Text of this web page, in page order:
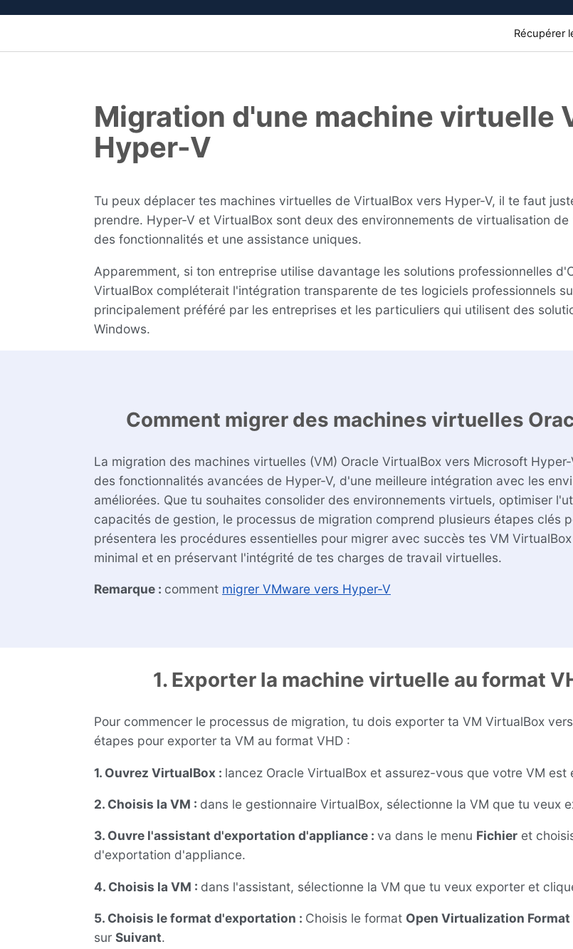
Récupérer
Migration d'une machine virtuelle
Hyper-V
Tu peux déplacer tes machines virtuelles de VirtualBox vers Hyper-V, il te faut
prendre. Hyper-V et VirtualBox sont deux des environnements de virtualisation
des fonctionnalités et une assistance uniques.
Apparemment, si ton entreprise utilise davantage les solutions professionnelles
VirtualBox compléterait l'intégration transparente de tes logiciels professionnels
principalement préféré par les entreprises et les particuliers qui utilisent des
Windows.
Comment migrer des machines virtuelles
La migration des machines virtuelles (VM) Oracle VirtualBox vers Microsoft
des fonctionnalités avancées de Hyper-V, d'une meilleure intégration avec les
améliorées. Que tu souhaites consolider des environnements virtuels, optimiser
capacités de gestion, le processus de migration comprend plusieurs étapes clés
présentera les procédures essentielles pour migrer avec succès tes VM
minimal et en préservant l'intégrité de tes charges de travail virtuelles.
Remarque : comment migrer VMware vers Hyper-V
1. Exporter la machine virtuelle au format
Pour commencer le processus de migration, tu dois exporter ta VM VirtualBox
étapes pour exporter ta VM au format VHD :
1. Ouvrez VirtualBox : lancez Oracle VirtualBox et assurez-vous que votre VM est
2. Choisis la VM : dans le gestionnaire VirtualBox, sélectionne la VM que tu veux
3. Ouvre l'assistant d'exportation d'appliance : va dans le menu Fichier et
d'exportation d'appliance.
4. Choisis la VM : dans l'assistant, sélectionne la VM que tu veux exporter et
5. Choisis le format d'exportation : Choisis le format Open Virtualization Format
sur Suivant.